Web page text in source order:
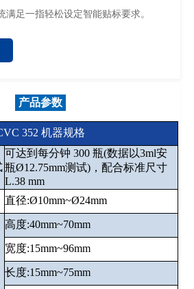
满足一指轻松设定智能贴标要求。
产品参数
352 机器规格
可达到每分钟 300 瓶(数据以3ml安
瓶Ø12.75mm测试)，配合标准尺寸
L.38 mm
直径:Ø10mm~Ø24mm
高度:40mm~70mm
宽度:15mm~96mm
长度:15mm~75mm